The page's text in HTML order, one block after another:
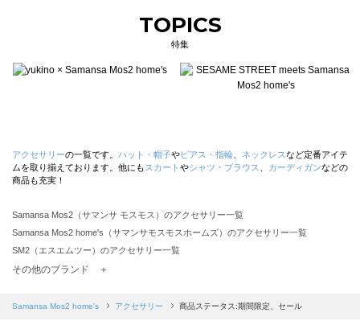
TOPICS
特集
アクセサリーの一覧です。 ハット・帽子やピアス・指輪 ネックレスなど定番アイテ
ムを取り揃えております。他にも スカート やシャツ・ブラウス カーディガンなどの
商品も充実！
Samansa Mos2（サマンサ モスモス）のアクセサリー一覧
Samansa Mos2 home's（サマンサモスモスホームズ）のアクセサリー一覧
SM2（エスエムツー）のアクセサリー一覧
TSUHARU by Samansa Mos2（ツハルバイサマンサモスモス）のアクセサリー一覧
Samansa Mos2 blue（サマンサモスモス ブルー）のアクセサリー一覧
その他のブランド ＋
Samansa Mos2 home's アクセサリー 商品ステータス:期間限定、セール